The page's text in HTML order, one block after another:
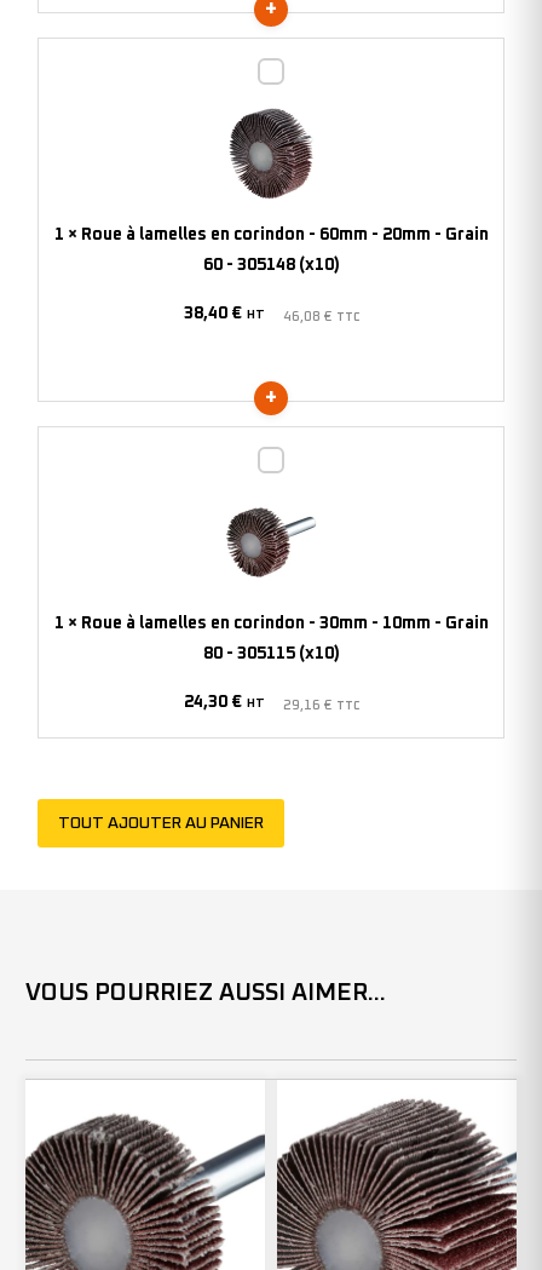
60
(x10)
lamelles
en
corindon
20mm
60
1 × Roue à lamelles en corindon - 60mm - 20mm - Grain
60 - 305148 (x10)
38,40 € HT 46,08 €
lamelles
en
corindon
10mm
-
1 × Roue à lamelles en corindon - 30mm - 10mm - Grain
80 - 305115 (x10)
24,30 € HT 29,16 €
TOUT AJOUTER AU PANIER
VOUS POURRIEZ AUSSI AIMER...